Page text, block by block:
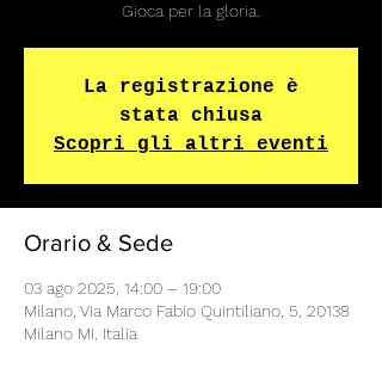
Gioca per la gloria.
La registrazione è
stata chiusa
Scopri gli altri eventi
Orario & Sede
03 ago 2025, 14:00 – 19:00
Milano, Via Marco Fabio Quintiliano, 5, 20138
Milano MI, Italia